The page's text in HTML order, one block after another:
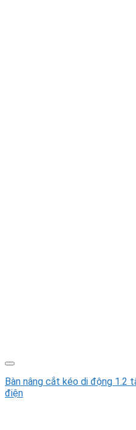
Bàn nâng cắt kéo di động 1.2
điện